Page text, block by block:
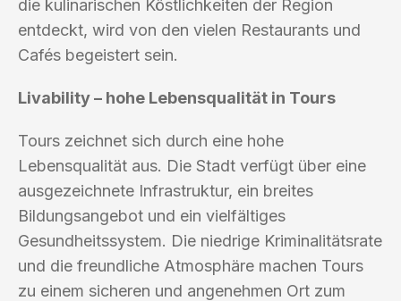
die kulinarischen Köstlichkeiten der Region
entdeckt, wird von den vielen Restaurants und
Cafés begeistert sein.
Livability – hohe Lebensqualität in Tours
Tours zeichnet sich durch eine hohe
Lebensqualität aus. Die Stadt verfügt über eine
ausgezeichnete Infrastruktur, ein breites
Bildungsangebot und ein vielfältiges
Gesundheitssystem. Die niedrige Kriminalitätsrate
und die freundliche Atmosphäre machen Tours
zu einem sicheren und angenehmen Ort zum